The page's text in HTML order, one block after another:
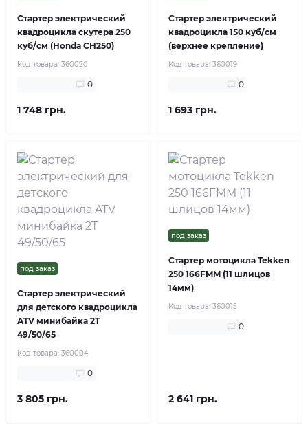
Стартер электрический
квадроцикла скутера 250
куб/см (Honda CH250)
Код товара: 360020
0
1 748 грн.
Стартер электрический
квадроцикла 150 куб/см
(верхнее крепление)
Код товара: 360019
0
1 693 грн.
под заказ
Стартер электрический
для детского квадроцикла
ATV минибайка 2Т
49/50/65
Код товара: 360004
0
3 805 грн.
под заказ
Стартер мотоцикла Tekken
250 166FMM (11 шлицов
14мм)
Код товара: 360015
0
2 641 грн.